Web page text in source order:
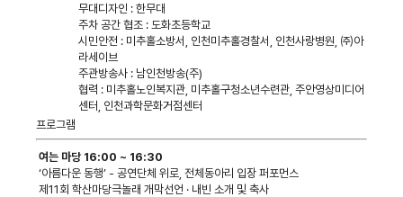
무대디자인 : 한무대
주차 공간 협조 : 도화초등학교
시민안전 : 미추홀소방서, 인천미추홀경찰서, 인천사랑병원, ㈜아
라세이브
주관방송사 : 남인천방송(주)
협력 : 미추홀노인복지관, 미추홀구청소년수련관, 주안영상미디어
센터, 인천과학문화거점센터
프로그램
여는 마당 16:00 ~ 16:30
‘아름다운 동행’ - 공연단체 위로, 전체동아리 입장 퍼포먼스
제11회 학산마당극놀래 개막선언 · 내빈 소개 및 축사